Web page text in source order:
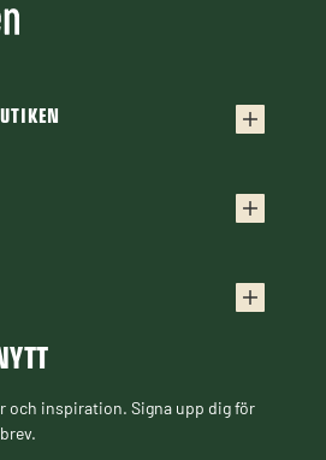
och inspiration. Signa upp dig för